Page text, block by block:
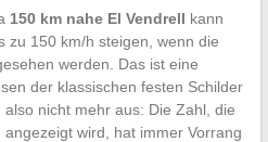
150 km nahe El Vendrell kann
zu 150 km/h steigen, wenn die
werden. Das ist eine
der klassischen festen Schilder
nicht mehr aus: Die Zahl, die
wird, hat immer Vorrang